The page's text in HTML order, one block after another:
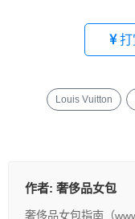
打
Louis Vuitton
作者: 奢侈品女包
奢侈品女包指南（